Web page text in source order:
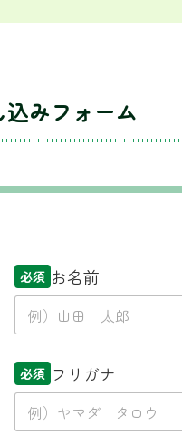
込みフォーム
お名前
必須
フリガナ
必須
必
須
必
須
必